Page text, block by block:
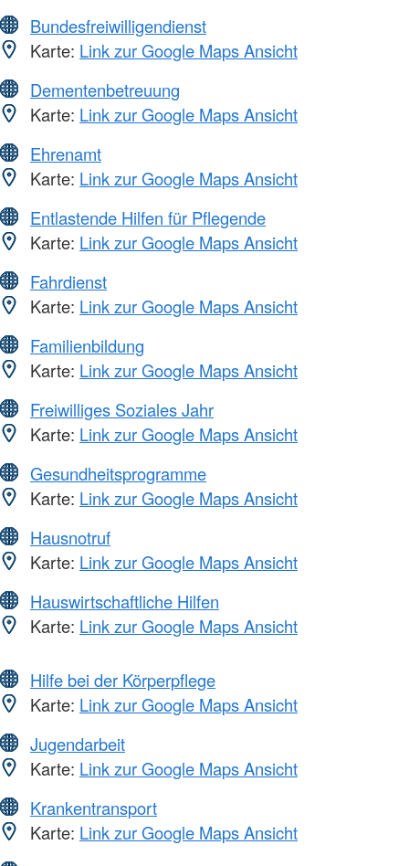
Bundesfreiwilligendienst
Karte: Link zur Google Maps Ansicht
Dementenbetreuung
Karte: Link zur Google Maps Ansicht
Ehrenamt
Karte: Link zur Google Maps Ansicht
Entlastende Hilfen für Pflegende
Karte: Link zur Google Maps Ansicht
Fahrdienst
Karte: Link zur Google Maps Ansicht
Familienbildung
Karte: Link zur Google Maps Ansicht
Freiwilliges Soziales Jahr
Karte: Link zur Google Maps Ansicht
Gesundheitsprogramme
Karte: Link zur Google Maps Ansicht
Hausnotruf
Karte: Link zur Google Maps Ansicht
Hauswirtschaftliche Hilfen
Karte: Link zur Google Maps Ansicht
Hilfe bei der Körperpflege
Karte: Link zur Google Maps Ansicht
Jugendarbeit
Karte: Link zur Google Maps Ansicht
Krankentransport
Karte: Link zur Google Maps Ansicht